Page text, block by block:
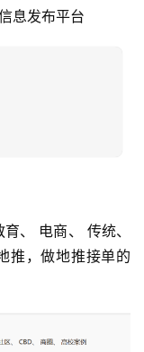
息发布平台
、 电商、 传统、
推，做地推接单的